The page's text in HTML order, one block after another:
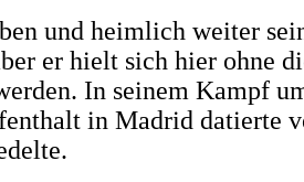
und heimlich weiter
er hielt sich hier ohne
In seinem Kampf
in Madrid datierte